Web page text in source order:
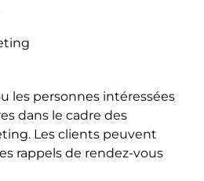
les personnes intéressées
dans le cadre des
Les clients peuvent
rappels de rendez-vous